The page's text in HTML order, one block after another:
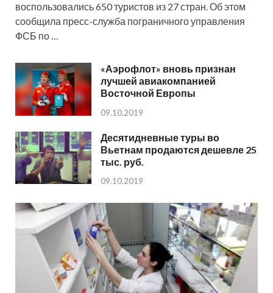
воспользовались 650 туристов из 27 стран. Об этом
сообщила пресс-служба пограничного управления
ФСБ по …
«Аэрофлот» вновь признан
лучшей авиакомпанией
Восточной Европы
09.10.2019
Десятидневные туры во
Вьетнам продаются дешевле 25
тыс. руб.
09.10.2019